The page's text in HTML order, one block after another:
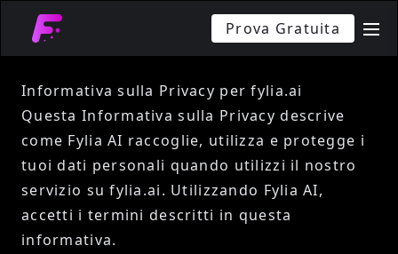
Prova Gratuita
Informativa sulla Privacy per fylia.ai
Questa Informativa sulla Privacy descrive
come Fylia AI raccoglie, utilizza e protegge i
tuoi dati personali quando utilizzi il nostro
servizio su fylia.ai. Utilizzando Fylia AI,
accetti i termini descritti in questa
informativa.